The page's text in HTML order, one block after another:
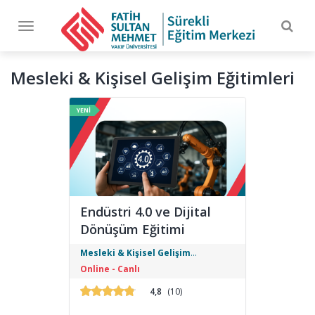
Toggle
navigation
Mesleki & Kişisel Gelişim Eğitimleri
YENİ
Endüstri 4.0 ve Dijital
Dönüşüm Eğitimi
Endüstri 4.0 ve Dijital Dönüşüm Eğitimi,
üretimden lojistiğe, otomasyondan
veri analitiğine uzanan dijital dönüşüm
profesyoneller için tasarlandı. Eğitim,
Mesleki & Kişisel Gelişim
Eğitimleri
Online - Canlı
4,8 (10)